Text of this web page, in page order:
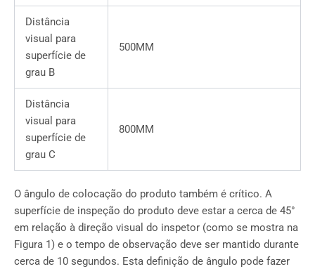
Distância
visual para
superfície de
grau B
500MM
Distância
visual para
superfície de
grau C
800MM
O ângulo de colocação do produto também é crítico. A
superfície de inspeção do produto deve estar a cerca de 45°
em relação à direção visual do inspetor (como se mostra na
Figura 1) e o tempo de observação deve ser mantido durante
cerca de 10 segundos. Esta definição de ângulo pode fazer